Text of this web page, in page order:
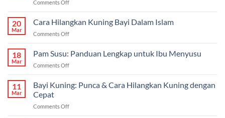
Comments Offon
untuk
Bayi
Sembelit:
Terbaik
20
Mar
Cara Hilangkan Kuning Bayi Dalam Islam
Comments Offon
Hilangkan
Kuning
Bayi
Islam
18
Mar
Pam Susu: Panduan Lengkap untuk Ibu Menyusu
Comments Offon
Susu:
Panduan
untuk
11
Mar
Bayi Kuning: Punca & Cara Hilangkan Kuning dengan
Cepat
Comments Offon